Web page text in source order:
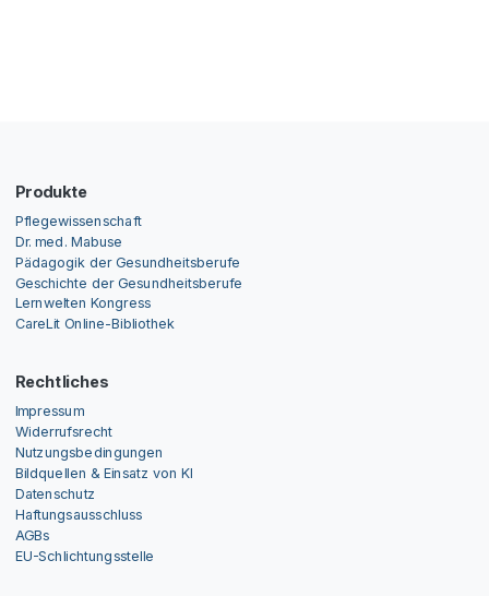
Produkte
Pflegewissenschaft
Dr. med. Mabuse
Pädagogik der Gesundheitsberufe
Geschichte der Gesundheitsberufe
Lernwelten Kongress
CareLit Online-Bibliothek
Rechtliches
Impressum
Widerrufsrecht
Nutzungsbedingungen
Bildquellen & Einsatz von KI
Datenschutz
Haftungsausschluss
AGBs
EU-Schlichtungsstelle